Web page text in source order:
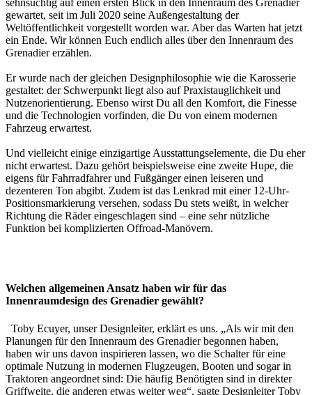
sehnsüchtig auf einen ersten Blick in den Innenraum des Grenadier
gewartet, seit im Juli 2020 seine Außengestaltung der
Weltöffentlichkeit vorgestellt worden war. Aber das Warten hat jetzt
ein Ende. Wir können Euch endlich alles über den Innenraum des
Grenadier erzählen.
Er wurde nach der gleichen Designphilosophie wie die Karosserie
gestaltet: der Schwerpunkt liegt also auf Praxistauglichkeit und
Nutzenorientierung. Ebenso wirst Du all den Komfort, die Finesse
und die Technologien vorfinden, die Du von einem modernen
Fahrzeug erwartest.
Und vielleicht einige einzigartige Ausstattungselemente, die Du eher
nicht erwartest. Dazu gehört beispielsweise eine zweite Hupe, die
eigens für Fahrradfahrer und Fußgänger einen leiseren und
dezenteren Ton abgibt. Zudem ist das Lenkrad mit einer 12-Uhr-
Positionsmarkierung versehen, sodass Du stets weißt, in welcher
Richtung die Räder eingeschlagen sind – eine sehr nützliche
Funktion bei komplizierten Offroad-Manövern.
Welchen allgemeinen Ansatz haben wir für das
Innenraumdesign des Grenadier gewählt?
Toby Ecuyer, unser Designleiter, erklärt es uns. „Als wir mit den
Planungen für den Innenraum des Grenadier begonnen haben,
haben wir uns davon inspirieren lassen, wo die Schalter für eine
optimale Nutzung in modernen Flugzeugen, Booten und sogar in
Traktoren angeordnet sind: Die häufig Benötigten sind in direkter
Griffweite, die anderen etwas weiter weg“, sagte Designleiter Toby